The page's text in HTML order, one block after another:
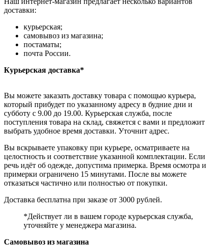
доставки:
курьерская;
самовывоз из магазина;
постаматы;
почта России.
Курьерская доставка*
Вы можете заказать доставку товара с помощью курьера,
который прибудет по указанному адресу в будние дни и
субботу с 9.00 до 19.00. Курьерская служба, после
поступления товара на склад, свяжется с вами и предложит
выбрать удобное время доставки. Уточнит адрес.
Вы вскрываете упаковку при курьере, осматриваете на
целостность и соответствие указанной комплектации. Если
речь идёт об одежде, допустима примерка. Время осмотра и
примерки ограничено 15 минутами. После вы можете
отказаться частично или полностью от покупки.
Доставка бесплатна при заказе от 3000 рублей.
*Действует ли в вашем городе курьерская служба,
уточняйте у менеджера магазина.
Самовывоз из магазина